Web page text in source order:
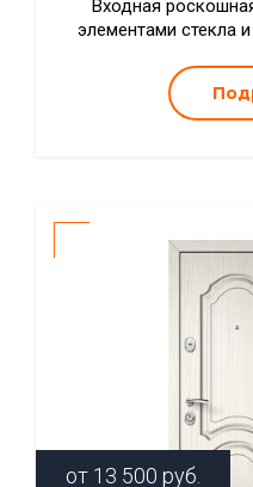
Входная
элементами стекла
от 13 500 руб.